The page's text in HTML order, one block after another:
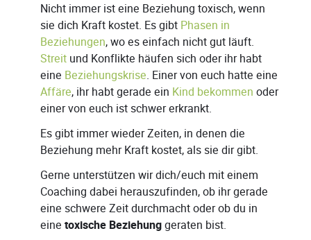
Nicht immer ist eine Beziehung toxisch, wenn
sie dich Kraft kostet. Es gibt Phasen in
Beziehungen, wo es einfach nicht gut läuft.
Streit und Konflikte häufen sich oder ihr habt
eine Beziehungskrise. Einer von euch hatte eine
Affäre, ihr habt gerade ein Kind bekommen oder
einer von euch ist schwer erkrankt.
Es gibt immer wieder Zeiten, in denen die
Beziehung mehr Kraft kostet, als sie dir gibt.
Gerne unterstützen wir dich/euch mit einem
Coaching dabei herauszufinden, ob ihr gerade
eine schwere Zeit durchmacht oder ob du in
eine toxische Beziehunggeraten bist.